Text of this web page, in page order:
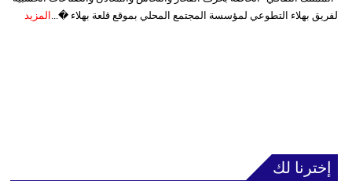
لفريق بهلاء التطوعي لمؤسسة المجتمع المحلي بموقع قلعة بهلاء �... المزيد
إخترنا لك